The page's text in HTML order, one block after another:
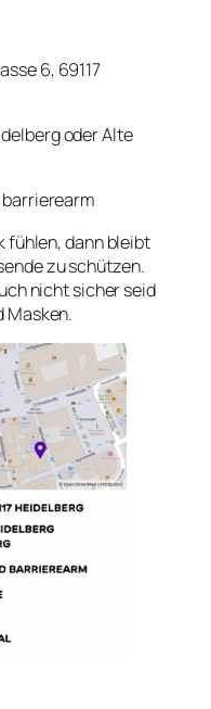
6, 69117
oder Alte
fühlen, dann bleibt
zu schützen.
nicht sicher seid
Masken.